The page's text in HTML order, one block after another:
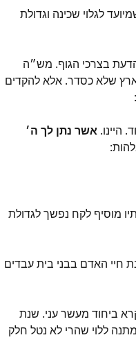
לגלוי שכינה וגדולת
בצרכי הגוף. מש״ה
שלא כסדר. אלא להקדים
היינו. אשר נתן לך ה׳
מוסיף לקח נפשך לגדולת
חיי האדם בבני בית עבדים
ביחוד מעשר עני. שנת
ללוי שהרי לא נטל חלק